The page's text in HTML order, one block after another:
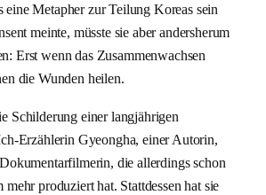
eine Metapher zur Teilung Koreas sein
meinte, müsste sie aber andersherum
Erst wenn das Zusammenwachsen
die Wunden heilen.
Schilderung einer langjährigen
Erzählerin Gyeongha, einer Autorin,
die allerdings schon
produziert hat. Stattdessen hat sie